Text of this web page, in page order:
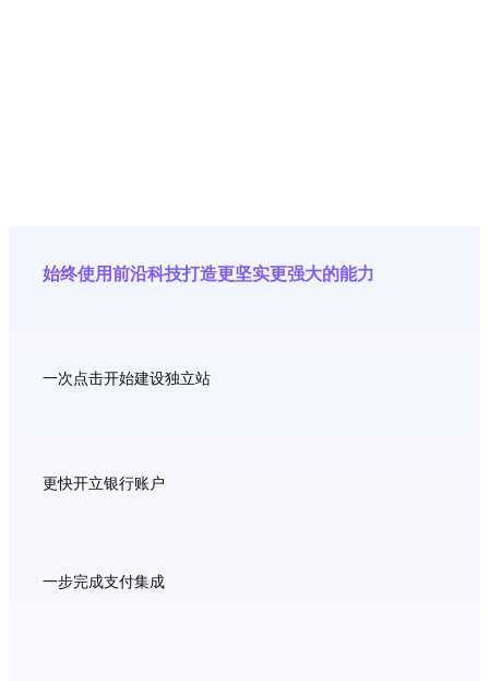
始终使用前沿科技打造更坚实更强大的能力
一次点击开始建设独立站
更快开立银行账户
一步完成支付集成